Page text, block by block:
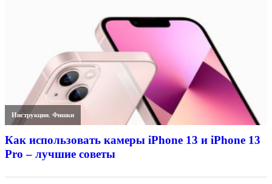
Инструкции,Фишки
Как использовать камеры iPhone 13 и iPhone 13
Pro – лучшие советы